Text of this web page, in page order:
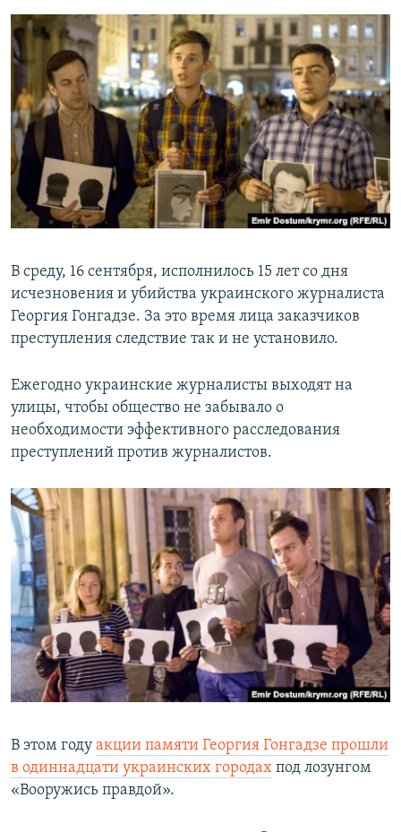
В среду, 16 сентября, исполнилось 15 лет со дня
исчезновения и убийства украинского журналиста
Георгия Гонгадзе. За это время лица заказчиков
преступления следствие так и не установило.
Ежегодно украинские журналисты выходят на
улицы, чтобы общество не забывало о
необходимости эффективного расследования
преступлений против журналистов.
В этом году акции памяти Георгия Гонгадзе прошли
в одиннадцати украинских городах под лозунгом
«Вооружись правдой».